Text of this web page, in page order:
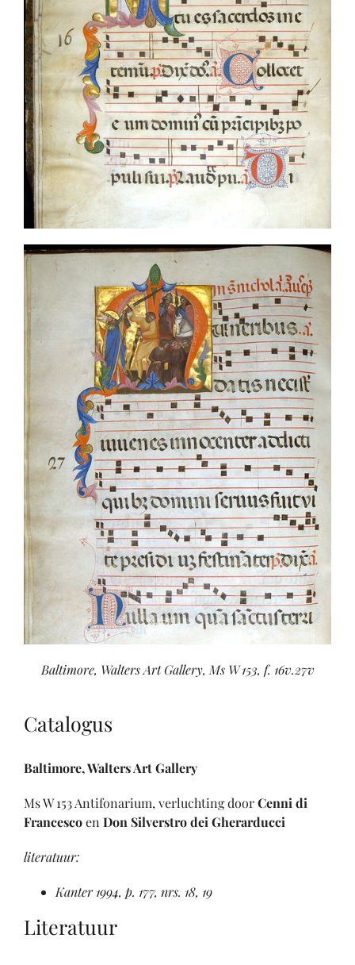
Baltimore, Walters Art Gallery, Ms W 153, f. 16v.27v
Catalogus
Baltimore, Walters Art Gallery
Ms W 153 Antifonarium, verluchting doorCenni di
Francescoen Don Silverstro dei Gherarducci
literatuur:
Kanter 1994, p. 177, nrs. 18, 19
Literatuur